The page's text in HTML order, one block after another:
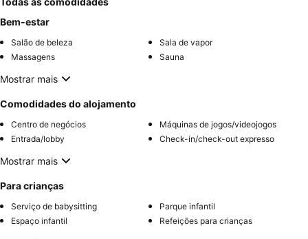
Bem-estar
Salão de beleza
Sala de vapor
Massagens
Sauna
Mostrar mais
Comodidades do alojamento
Centro de negócios
Máquinas de jogos/videojogos
Entrada/lobby
Check-in/check-out expresso
Mostrar mais
Para crianças
Serviço de babysitting
Parque infantil
Espaço infantil
Refeições para crianças